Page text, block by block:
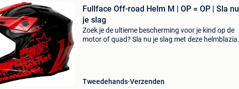
Fullface Off-road Helm M | OP = OP | Sla nu
je slag
Zoek je de ultieme bescherming voor je kind op de
motor of quad? Sla nu je slag met deze helmblazia
Tweedehands Verzenden